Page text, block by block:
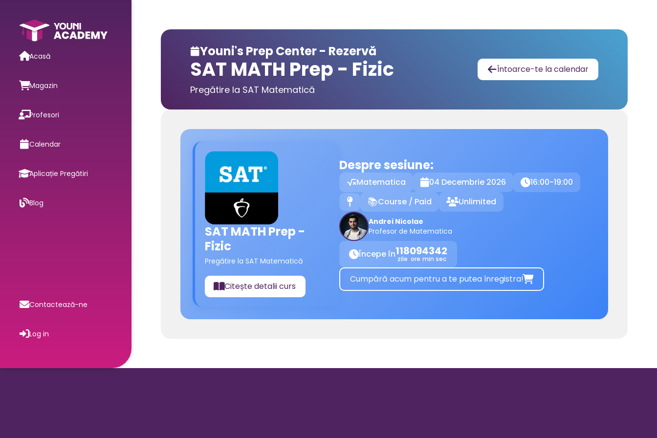
Acasă
Magazin
Profesori
Calendar
Aplicație Pregătiri
Blog
Contactează-ne
Log in
Youni's Prep Center - Rezervă
SAT MATH Prep - Fizic
Pregătire la SAT Matematică
Întoarce-te la calendar
SAT MATH Prep -
Fizic
Pregătire la SAT Matematică
📖Citește detalii curs
Despre sesiune:
Matematica 04 Decembrie 2026 16:00-19:00
📍 📚Course / Paid Unlimited
Andrei Nicolae
Profesor de Matematica
Începe în118
zile
09
ore
43
min
42
sec
Cumpără acum pentru a te putea înregistra!